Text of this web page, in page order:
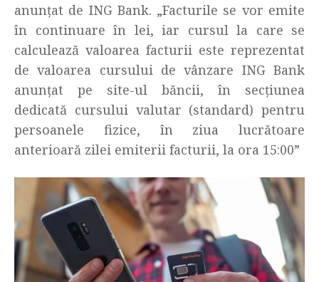
anunţat de ING Bank. „Facturile se vor emite
în continuare în lei, iar cursul la care se
calculează valoarea facturii este reprezentat
de valoarea cursului de vânzare ING Bank
anunţat pe site-ul băncii, în secţiunea
dedicată cursului valutar (standard) pentru
persoanele fizice, în ziua lucrătoare
anterioară zilei emiterii facturii, la ora 15:00”